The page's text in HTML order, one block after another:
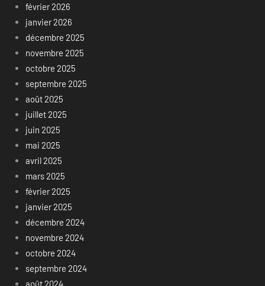
février 2026
janvier 2026
décembre 2025
novembre 2025
octobre 2025
septembre 2025
août 2025
juillet 2025
juin 2025
mai 2025
avril 2025
mars 2025
février 2025
janvier 2025
décembre 2024
novembre 2024
octobre 2024
septembre 2024
août 2024